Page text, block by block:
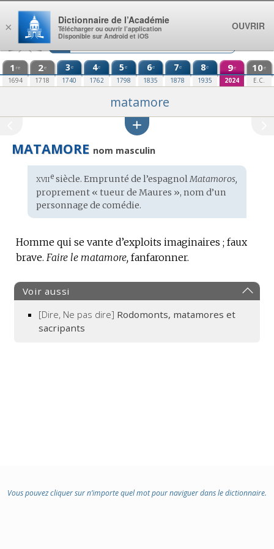
Aller au contenu
1 re
1694
2e
1718
3e
1740
4e
1762
5e
1798
6e
1835
7e
1878
8e
1935
9e
2024
10e
E.C.
matamore
MATAMORE nom masculin
Étymologie
:
xviiesiècle. Emprunté de l’espagnolMatamoros,
proprement « tueur de Maures », nom d’un
personnage de comédie.
Homme qui se vante d’exploits imaginaires ; faux
brave. Faire le matamore, fanfaronner.
Voir aussi
[Dire, Ne pas dire] Rodomonts, matamores et
sacripants
Vous pouvez cliquer sur n’importe quel mot pour naviguer dans le dictionnaire.
×
Dictionnaire de l’Académie
Télécharger ou ouvrir l’application
Disponible sur Android et iOS
OUVRIR